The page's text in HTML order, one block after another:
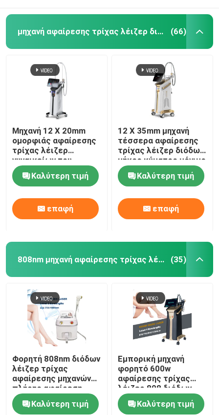
μηχανή αφαίρεσης τρίχας λέιζερ διόδων (66)
Μηχανή 12 X 20mm
ομορφιάς αφαίρεσης
τρίχας λέιζερ
γυναικείων του
προσώπου 808nm
διόδωνΚαλύτερη τιμή
επαφή
12 X 35mm μηχανή
τέσσερα αφαίρεσης
τρίχας λέιζερ διόδων
μήκος κύματος μόνιμο
για το σπίτι 808nm
Καλύτερη τιμή
επαφή
808nm μηχανή αφαίρεσης τρίχας λέιζερ διόδων (35)
Φορητή 808nm διόδων
λέιζερ τρίχας
αφαίρεσης μηχανών
πλήρης αφαίρεση
τρίχας σώματος
μόνιμηΚαλύτερη τιμή
Εμπορική μηχανή
φορητό 600w
αφαίρεσης τρίχας
λέιζερ 808 διόδων
Καλύτερη τιμή